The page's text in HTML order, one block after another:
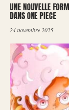
UNE NOUVELLE
DANS ONE PIECE
24 novembre 2025